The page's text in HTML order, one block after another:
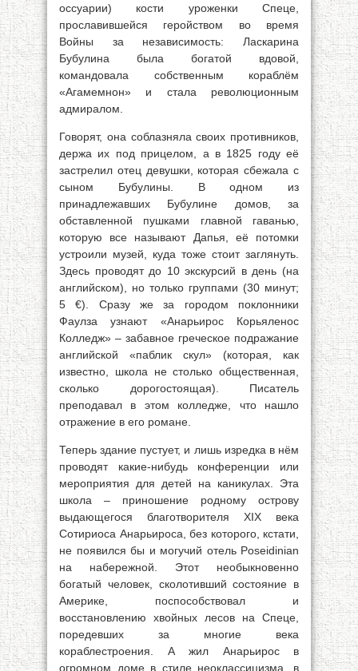
оссуарии) кости уроженки Спеце,
прославившейся геройством во время
Войны за независимость: Ласкарина
Бубулина была богатой вдовой,
командовала собственным кораблём
«Агамемнон» и стала революционным
адмиралом.
Говорят, она соблазняла своих противников,
держа их под прицелом, а в 1825 году её
застрелил отец девушки, которая сбежала с
сыном Бубулины. В одном из
принадлежавших Бубулине домов, за
обставленной пушками главной гаванью,
которую все называют Дапья, её потомки
устроили музей, куда тоже стоит заглянуть.
Здесь проводят до 10 экскурсий в день (на
английском), но только группами (30 минут;
5 €). Сразу же за городом поклонники
Фаулза узнают «Анарьирос Корьяленос
Колледж» – забавное греческое подражание
английской «паблик скул» (которая, как
известно, школа не столько общественная,
сколько дорогостоящая). Писатель
преподавал в этом колледже, что нашло
отражение в его романе.
Теперь здание пустует, и лишь изредка в нём
проводят какие-нибудь конференции или
мероприятия для детей на каникулах. Эта
школа – приношение родному острову
выдающегося благотворителя XIX века
Сотириоса Анарьироса, без которого, кстати,
не появился бы и могучий отель Poseidinian
на набережной. Этот необыкновенно
богатый человек, сколотивший состояние в
Америке, поспособствовал и
восстановлению хвойных лесов на Спеце,
поредевших за многие века
кораблестроения. А жил Анарьирос в
огромном доме в стиле неоклассицизма, в